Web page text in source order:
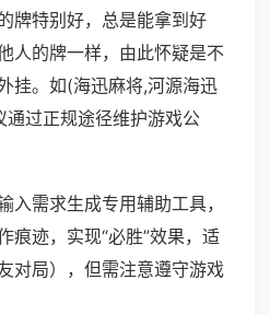
牌特别好，总是能拿到好
人的牌一样，由此怀疑是不
挂。如(海迅麻将,河源海迅
过正规途径维护游戏公
入需求生成专用辅助工具，
痕迹，实现“必胜”效果，适
对局），但需注意遵守游戏